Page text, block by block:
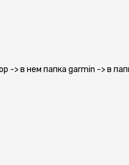
-> в нем папка garmin -> в